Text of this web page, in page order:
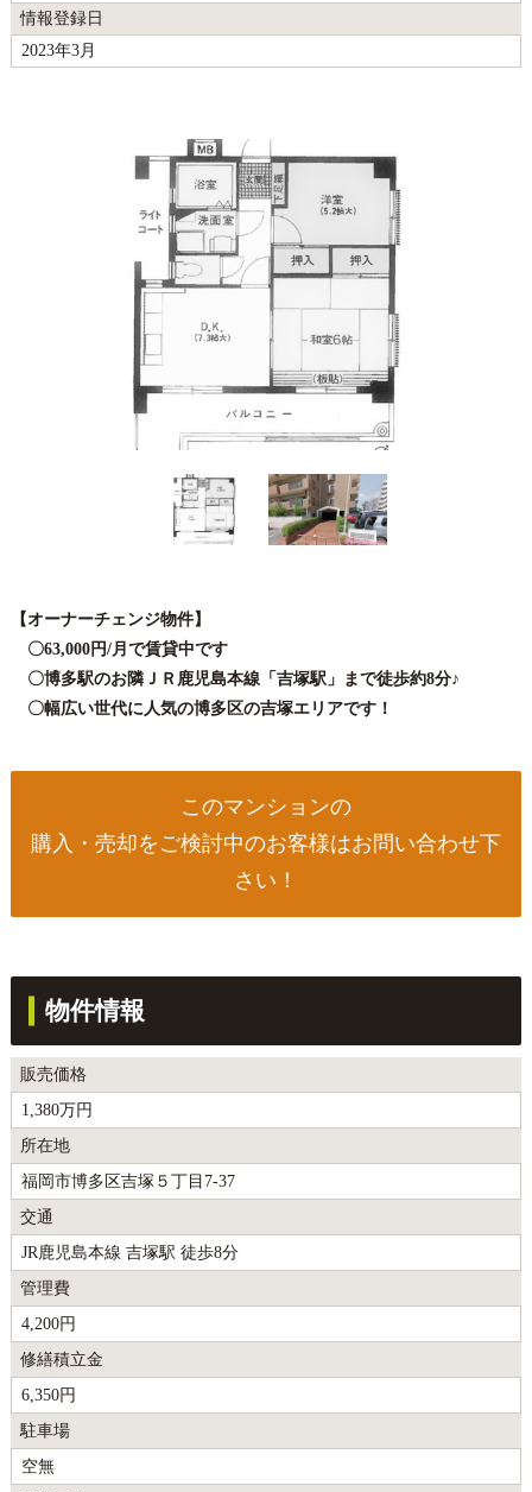
情報登録日
2023年3月
【オーナーチェンジ物件】
〇63,000円/月で賃貸中です
〇博多駅のお隣ＪＲ鹿児島本線「吉塚駅」まで徒歩約8分♪
〇幅広い世代に人気の博多区の吉塚エリアです！
このマンションの
購入・売却をご検討中のお客様はお問い合わせ下
さい！
物件情報
販売価格
1,380万円
所在地
福岡市博多区吉塚５丁目7-37
交通
JR鹿児島本線 吉塚駅 徒歩8分
管理費
4,200円
修繕積立金
6,350円
駐車場
空無